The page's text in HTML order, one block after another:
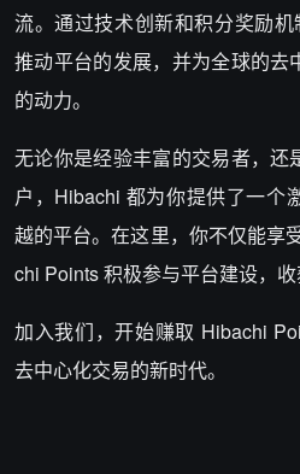
流。通过技术创新和积分奖励
推动平台的发展，并为全球的去
的动力。
无论你是经验丰富的交易者，还
户，Hibachi 都为你提供了一个
越的平台。在这里，你不仅能享
chi Points 积极参与平台建设，收
加入我们，开始赚取 Hibachi
去中心化交易的新时代。